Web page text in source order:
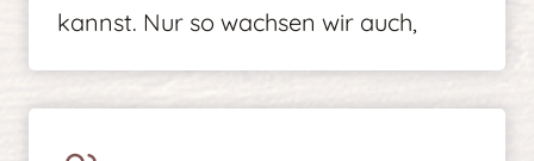
kannst. Nur so wachsen wir auch,